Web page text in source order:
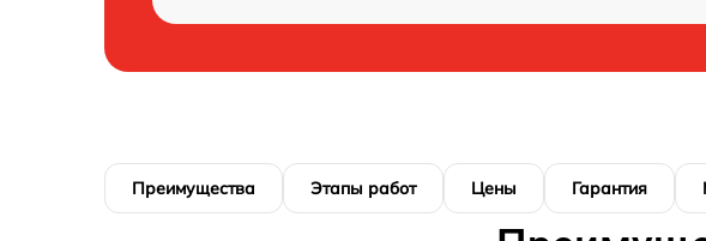
Преимущества Этапы работ Цены Гарантия